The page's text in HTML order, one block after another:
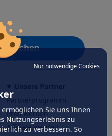
Nur notwendige Cookies
Sie uns Ihnen
Nutzungserlebnis zu
zu verbessern. So
Partnerprogramm
Profi werden
Affiliate werden